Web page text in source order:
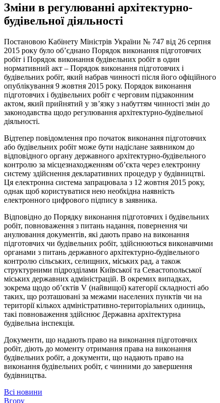
Зміни в регулюванні архітектурно-
будівельної діяльності
Постановою Кабінету Міністрів України № 747 від 26 серпня
2015 року було об’єднано Порядок виконання підготовчих
робіт і Порядок виконання будівельних робіт в один
нормативний акт – Порядок виконання підготовчих і
будівельних робіт, який набрав чинності після його офіційного
опублікування 9 жовтня 2015 року. Порядок виконання
підготовчих і будівельних робіт є черговим підзаконним
актом, який прийнятий у зв’язку з набуттям чинності змін до
законодавства щодо регулювання архітектурно-будівельної
діяльності.
Відтепер повідомлення про початок виконання підготовчих
або будівельних робіт може бути надіслане заявником до
відповідного органу державного архітектурно-будівельного
контролю за місцезнаходженням об’єкта через електронну
систему здійснення декларативних процедур у будівництві.
Ця електронна система запрацювала з 12 жовтня 2015 року,
однак щоб користуватися нею необхідна наявність
електронного цифрового підпису в заявника.
Відповідно до Порядку виконання підготовчих і будівельних
робіт, повноваження з питань надання, повернення чи
анулювання документів, які дають право на виконання
підготовчих чи будівельних робіт, здійснюються виконавчими
органами з питань державного архітектурно-будівельного
контролю сільських, селищних, міських рад, а також
структурними підрозділами Київської та Севастопольської
міських державних адміністрацій. В окремих випадках,
зокрема щодо об’єктів V (найвищої) категорії складності або
таких, що розташовані за межами населених пунктів чи на
території кількох адміністративно-територіальних одиниць,
такі повноваження здійснює Державна архітектурна
будівельна інспекція.
Документи, що надають право на виконання підготовчих
робіт, діють до моменту отримання права на виконання
будівельних робіт, а документи, що надають право на
виконання будівельних робіт, є чинними до завершення
будівництва.
Всі новини
Вгору